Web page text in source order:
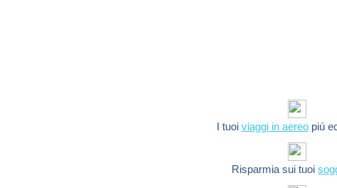
I tuoi viaggi in aereopiú
Risparmia sui tuoi